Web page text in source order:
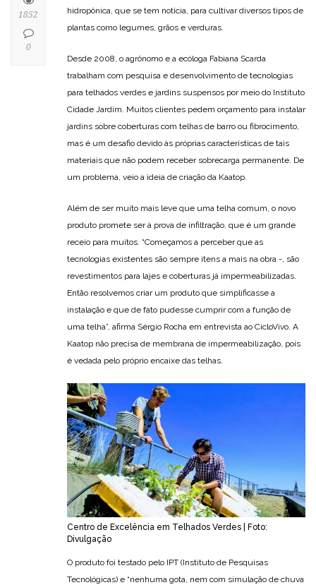
hidropônica, que se tem notícia, para cultivar diversos tipos de
plantas como legumes, grãos e verduras.
Desde 2008, o agrônomo e a ecóloga Fabiana Scarda
trabalham com pesquisa e desenvolvimento de tecnologias
para telhados verdes e jardins suspensos por meio do Instituto
Cidade Jardim. Muitos clientes pedem orçamento para instalar
jardins sobre coberturas com telhas de barro ou fibrocimento,
mas é um desafio devido às próprias características de tais
materiais que não podem receber sobrecarga permanente. De
um problema, veio a ideia de criação da Kaatop.
Além de ser muito mais leve que uma telha comum, o novo
produto promete ser à prova de infiltração, que é um grande
receio para muitos. “Começamos a perceber que as
tecnologias existentes são sempre itens a mais na obra -, são
revestimentos para lajes e coberturas já impermeabilizadas.
Então resolvemos criar um produto que simplificasse a
instalação e que de fato pudesse cumprir com a função de
uma telha”, afirma Sérgio Rocha em entrevista ao CicloVivo. A
Kaatop não precisa de membrana de impermeabilização, pois
é vedada pelo próprio encaixe das telhas.
Centro de Excelência em Telhados Verdes | Foto:
Divulgação
O produto foi testado pelo IPT (Instituto de Pesquisas
Tecnológicas) e “nenhuma gota, nem com simulação de chuva
1852
0